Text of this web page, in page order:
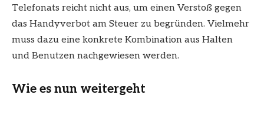
Telefonats reicht nicht aus, um einen Verstoß gegen
das Handyverbot am Steuer zu begründen. Vielmehr
muss dazu eine konkrete Kombination aus Halten
und Benutzen nachgewiesen werden.
Wie es nun weitergeht